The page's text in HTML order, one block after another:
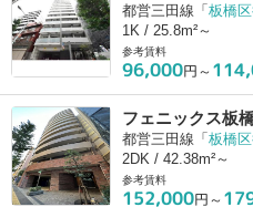
都営三田線「 板橋
1K / 25.8m²～
参考賃料
96,000円～
フェニックス板
都営三田線「 板橋
2DK / 42.38m²～
参考賃料
152,000円～